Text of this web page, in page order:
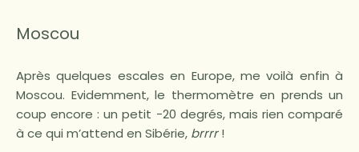
Moscou
Après quelques escales en Europe, me voilà enfin à
Moscou. Evidemment, le thermomètre en prends un
coup encore : un petit -20 degrés, mais rien comparé
à ce qui m’attend en Sibérie, brrrr!